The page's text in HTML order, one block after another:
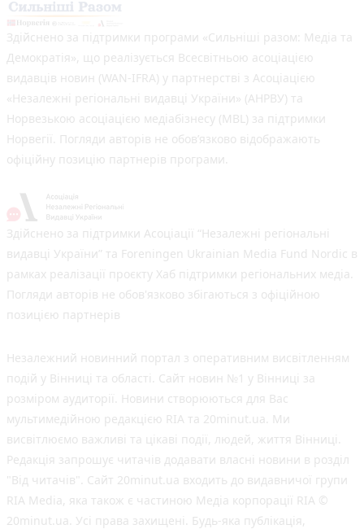
Здійснено за підтримки програми «Сильніші разом: Медіа та
Демократія», що реалізується Всесвітньою асоціацією
видавців новин (WAN-IFRA) у партнерстві з Асоціацією
«Незалежні регіональні видавці України» (АНРВУ) та
Норвезькою асоціацією медіабізнесу (MBL) за підтримки
Норвегії. Погляди авторів не обов’язково відображають
офіційну позицію партнерів програми.
Здійснено за підтримки Асоціації “Незалежні регіональні
видавці України” та Foreningen Ukrainian Media Fund Nordic в
рамках реалізації проєкту Хаб підтримки регіональних медіа.
Погляди авторів не обов'язково збігаються з офіційною
позицією партнерів
Незалежний новинний портал з оперативним висвітленням
подій у Вінниці та області. Сайт новин №1 у Вінниці за
розміром аудиторії. Новини створюються для Вас
мультимедійною редакцією RIA та 20minut.ua. Ми
висвітлюємо важливі та цікаві події, людей, життя Вінниці.
Редакція запрошує читачів додавати власні новини в розділ
"Від читачів". Сайт 20minut.ua входить до видавничої групи
RIA Media, яка також є частиною Медіа корпорації RIA ©
20minut.ua. Усі права захищені. Будь-яка публiкацiя,